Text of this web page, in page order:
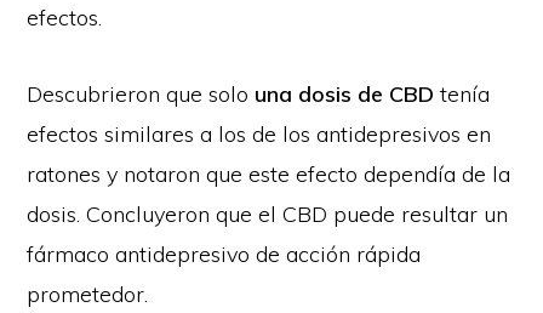
efectos.
Descubrieron que solo una dosis de CBD tenía
efectos similares a los de los antidepresivos en
ratones y notaron que este efecto dependía de la
dosis. Concluyeron que el CBD puede resultar un
fármaco antidepresivo de acción rápida
prometedor.